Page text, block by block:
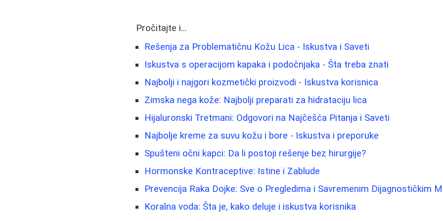
Pročitajte i...
Rešenja za Problematičnu Kožu Lica - Iskustva i Saveti
Iskustva s operacijom kapaka i podočnjaka - Šta treba znati
Najbolji i najgori kozmetički proizvodi - Iskustva korisnica
Zimska nega kože: Najbolji preparati za hidrataciju lica
Hijaluronski Tretmani: Odgovori na Najčešća Pitanja i Saveti
Najbolje kreme za suvu kožu i bore - Iskustva i preporuke
Spušteni očni kapci: Da li postoji rešenje bez hirurgije?
Hormonske Kontraceptive: Istine i Zablude
Prevencija Raka Dojke: Sve o Pregledima i Savremenim Dijagnostičkim
Koralna voda: Šta je, kako deluje i iskustva korisnika